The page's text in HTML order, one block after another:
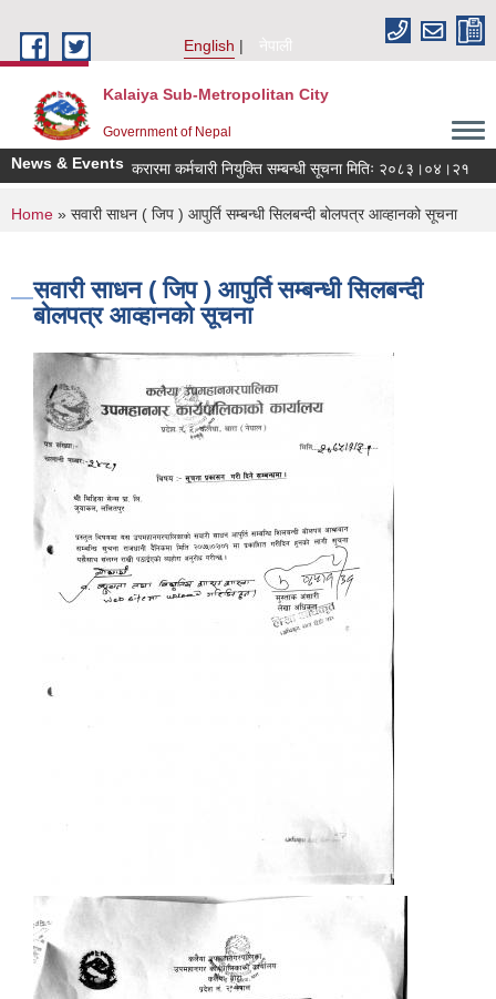
English
नेपाली
Kalaiya Sub-Metropolitan City
Government of Nepal
News & Eventsकरारमा कर्मचारी नियुक्ति सम्बन्धी सूचना मितिः २०८३।०४।२१
You are here
Home » सवारी साधन ( जिप ) आपुर्ति सम्बन्धी सिलबन्दी बोलपत्र आव्हानको सूचना
सवारी साधन ( जिप ) आपुर्ति सम्बन्धी सिलबन्दी
बोलपत्र आव्हानको सूचना